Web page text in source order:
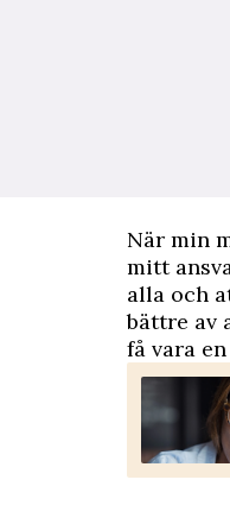
När min
mitt
alla och
bättre av
få vara